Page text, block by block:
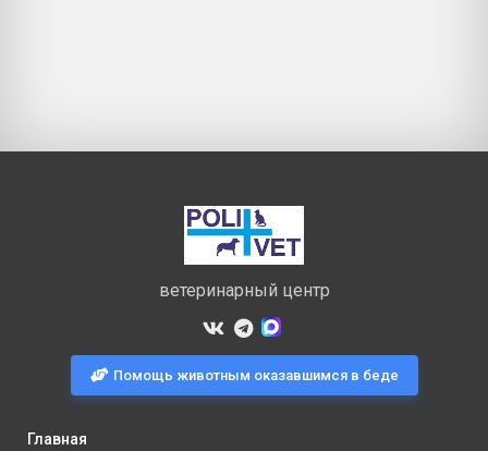
ветеринарный центр
Помощь животным оказавшимся в беде
Главная